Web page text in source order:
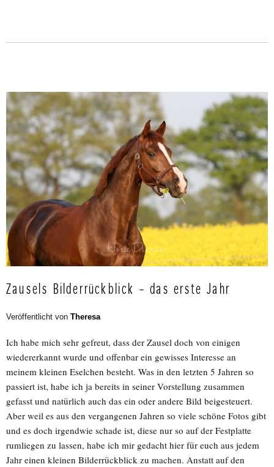
Zausels Bilderrückblick – das erste Jahr
Veröffentlicht von Theresa
Ich habe mich sehr gefreut, dass der Zausel doch von einigen
wiedererkannt wurde und offenbar ein gewisses Interesse an
meinem kleinen Eselchen besteht. Was in den letzten 5 Jahren so
passiert ist, habe ich ja bereits in seiner Vorstellung zusammen
gefasst und natürlich auch das ein oder andere Bild beigesteuert.
Aber weil es aus den vergangenen Jahren so viele schöne Fotos gibt
und es doch irgendwie schade ist, diese nur so auf der Festplatte
rumliegen zu lassen, habe ich mir gedacht hier für euch aus jedem
Jahr einen kleinen Bilderrückblick zu machen. Anstatt auf den